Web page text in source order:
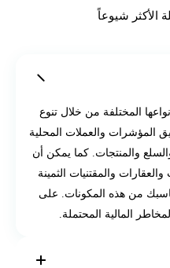
الأكثر شيوعاً
المختلفة من خلال تنوع
المؤشرات والعملات المحلية
والمنتجات. كما يمكن أن
والمقتنيات الثمينة
من هذه المكونات. على
المالية المحتملة.